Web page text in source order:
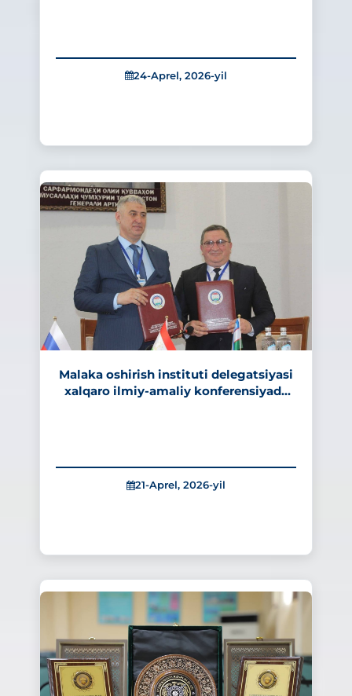
24-Aprel, 2026-yil
Malaka oshirish instituti delegatsiyasi
xalqaro ilmiy-amaliy konferensiyada
21-Aprel, 2026-yil
477